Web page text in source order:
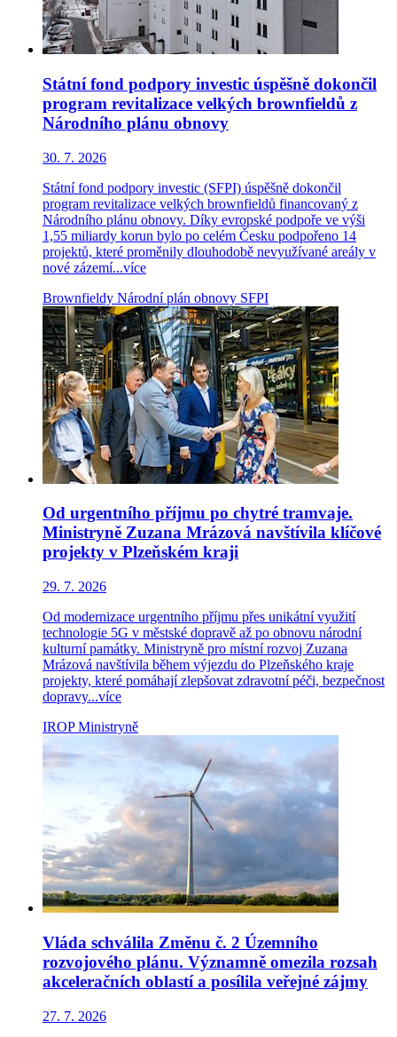
Státní fond podpory investic úspěšně dokončil
program revitalizace velkých brownfieldů z
Národního plánu obnovy
30. 7. 2026
Státní fond podpory investic (SFPI) úspěšně dokončil
program revitalizace velkých brownfieldů financovaný z
Národního plánu obnovy. Díky evropské podpoře ve výši
1,55 miliardy korun bylo po celém Česku podpořeno 14
projektů, které proměnily dlouhodobě nevyužívané areály v
nové zázemí...více
Brownfieldy Národní plán obnovy SFPI
Od urgentního příjmu po chytré tramvaje.
Ministryně Zuzana Mrázová navštívila klíčové
projekty v Plzeňském kraji
29. 7. 2026
Od modernizace urgentního příjmu přes unikátní využití
technologie 5G v městské dopravě až po obnovu národní
kulturní památky. Ministryně pro místní rozvoj Zuzana
Mrázová navštívila během výjezdu do Plzeňského kraje
projekty, které pomáhají zlepšovat zdravotní péči, bezpečnost
dopravy...více
IROP Ministryně
Vláda schválila Změnu č. 2 Územního
rozvojového plánu. Významně omezila rozsah
akceleračních oblastí a posílila veřejné zájmy
27. 7. 2026